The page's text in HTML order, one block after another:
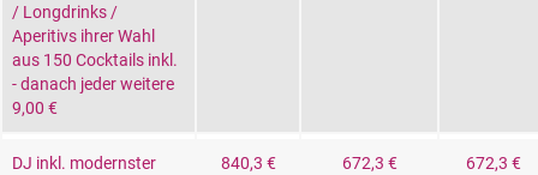
/ Longdrinks /
Aperitivs ihrer Wahl
aus 150 Cocktails inkl.
- danach jeder weitere
9,00 €
DJ inkl. modernster
840,3 € 672,3 € 672,3 €